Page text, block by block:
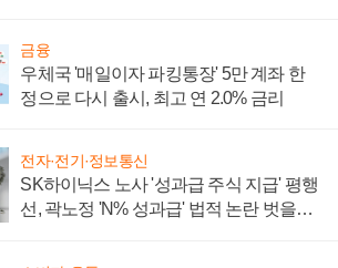
금융
우체국 '매일이자 파킹통장' 5만 계좌 한
정으로 다시 출시, 최고 연 2.0% 금리
전자·전기·정보통신
SK하이닉스 노사 '성과급 주식 지급' 평행
선, 곽노정 'N% 성과급' 법적 논란 벗을지